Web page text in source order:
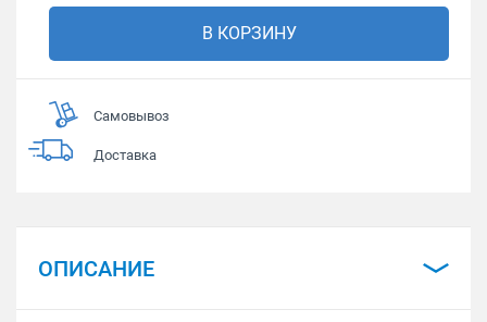
В КОРЗИНУ
Самовывоз
Доставка
ОПИСАНИЕ